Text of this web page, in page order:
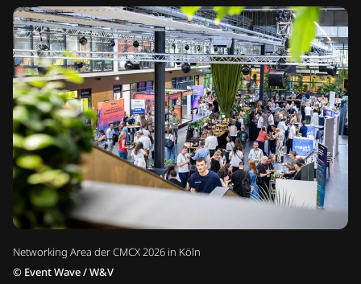
Networking Area der CMCX 2026 in Köln
© Event Wave / W&V